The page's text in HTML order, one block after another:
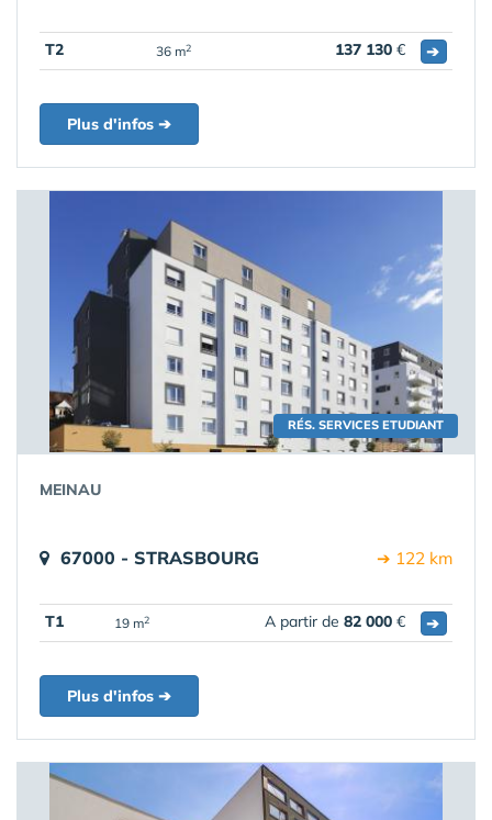
T2 36 m2 137 130 € ➔
Plus d'infos ➔
RÉS. SERVICES ETUDIANT
MEINAU
67000 - STRASBOURG ➔ 122 km
T1 19 m2 A partir de 82 000 € ➔
Plus d'infos ➔